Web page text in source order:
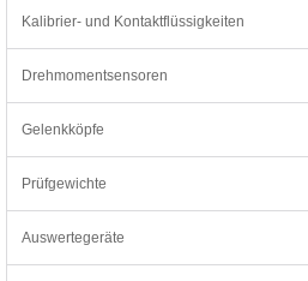
Kalibrier- und Kontaktflüssigkeiten
Drehmomentsensoren
Gelenkköpfe
Prüfgewichte
Auswertegeräte